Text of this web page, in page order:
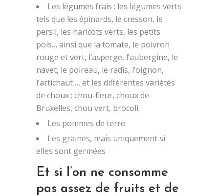
Les légumes frais : les légumes verts
tels que les épinards, le cresson, le
persil, les haricots verts, les petits
pois… ainsi que la tomate, le poivron
rouge et vert, l’asperge, l’aubergine, le
navet, le poireau, le radis, l’oignon,
l’artichaut … et les différentes variétés
de choux : chou-fleur, choux de
Bruxelles, chou vert, brocoli.
Les pommes de terre.
Les graines, mais uniquement si
elles sont germées
Et si l’on ne consomme
pas assez de fruits et de